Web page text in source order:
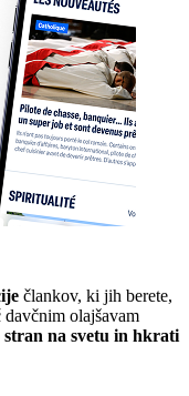
člankov, ki jih berete,
olajšavam
na svetu in hkrati